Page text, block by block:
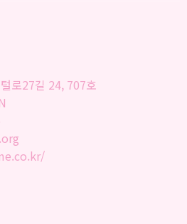
로27길 24, 707호